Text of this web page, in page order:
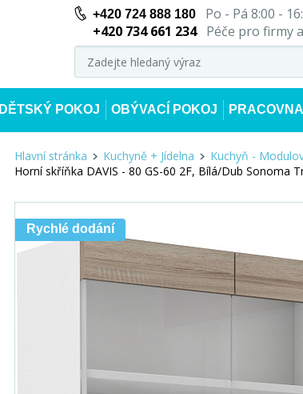
+420 724 888 180Po - Pá 8:00 -
+420 734 661 234
Péče pro firmy
DĚTSKÝ POKOJ OBÝVACÍ POKOJ PRACOVNA
Hlavní stránka Kuchyně + Jídelna Kuchyň -
Horní skříňka DAVIS - 80 GS-60 2F, Bílá/Dub Sonoma
Rychlé dodání